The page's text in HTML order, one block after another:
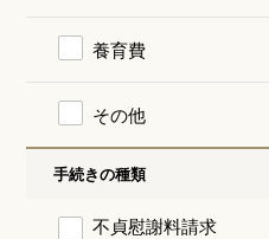
養育費
その他
手続きの種類
不貞慰謝料請求